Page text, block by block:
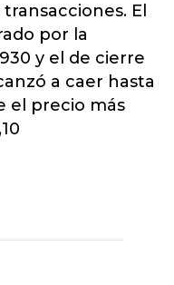
El
por la
y el de cierre
a caer hasta
el precio más